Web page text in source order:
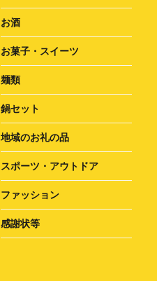
お酒
お菓子・スイーツ
麺類
鍋セット
地域のお礼の品
スポーツ・アウトドア
ファッション
感謝状等